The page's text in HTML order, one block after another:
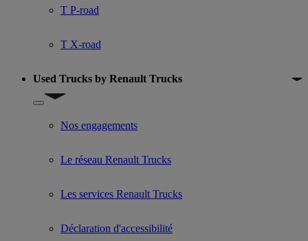
T P-road
T X-road
Used Trucks by Renault Trucks
Show submenu for Used Trucks by Renault Trucks
Nos engagements
Le réseau Renault Trucks
Les services Renault Trucks
Déclaration d'accessibilité